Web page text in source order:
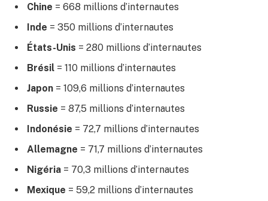
Chine = 668 millions d’internautes
Inde = 350 millions d’internautes
États-Unis = 280 millions d’internautes
Brésil = 110 millions d’internautes
Japon = 109,6 millions d’internautes
Russie = 87,5 millions d’internautes
Indonésie = 72,7 millions d’internautes
Allemagne = 71,7 millions d’internautes
Nigéria = 70,3 millions d’internautes
Mexique = 59,2 millions d’internautes